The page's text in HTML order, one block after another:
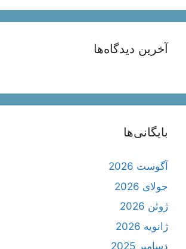
آخرین دیدگاه‌ها
بایگانی‌ها
آگوست 2026
جولای 2026
ژوئن 2026
ژانویه 2026
دسامبر 2025